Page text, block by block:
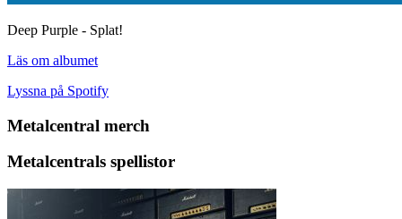
Deep Purple - Splat!
Läs om albumet
Lyssna på Spotify
Metalcentral merch
Metalcentrals spellistor